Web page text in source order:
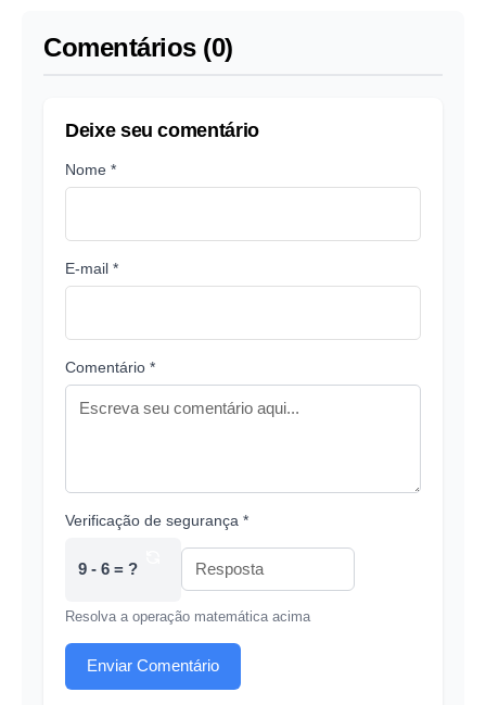
Comentários (0)
Deixe seu comentário
Nome *
E-mail *
Comentário *
Verificação de segurança *
9 - 6 = ?
Resolva a operação matemática acima
Enviar Comentário